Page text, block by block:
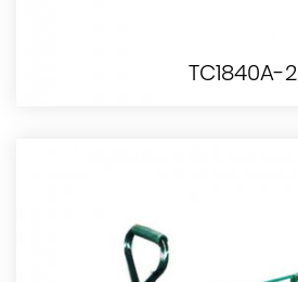
TC1840A-2